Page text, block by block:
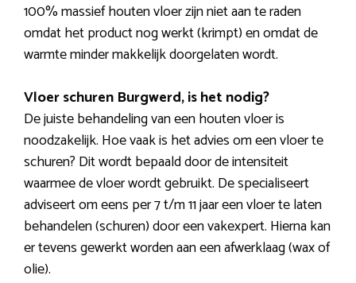
100% massief houten vloer zijn niet aan te raden
omdat het product nog werkt (krimpt) en omdat de
warmte minder makkelijk doorgelaten wordt.
Vloer schuren Burgwerd, is het nodig?
De juiste behandeling van een houten vloer is
noodzakelijk. Hoe vaak is het advies om een vloer te
schuren? Dit wordt bepaald door de intensiteit
waarmee de vloer wordt gebruikt. De specialiseert
adviseert om eens per 7 t/m 11 jaar een vloer te laten
behandelen (schuren) door een vakexpert. Hierna kan
er tevens gewerkt worden aan een afwerklaag (wax of
olie).